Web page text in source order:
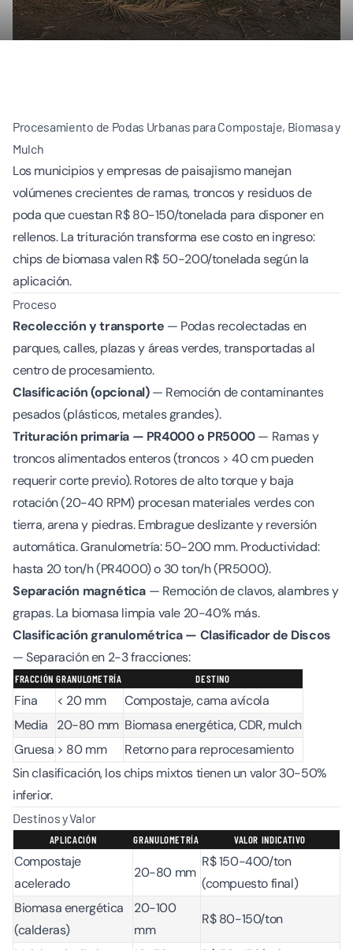
Procesamiento de Podas Urbanas para Compostaje, Biomasa y
Mulch
Los municipios y empresas de paisajismo manejan
volúmenes crecientes de ramas, troncos y residuos de
poda que cuestan R$ 80-150/tonelada para disponer en
rellenos. La trituración transforma ese costo en ingreso:
chips de biomasa valen R$ 50-200/tonelada según la
aplicación.
Proceso
Recolección y transporte — Podas recolectadas en
parques, calles, plazas y áreas verdes, transportadas al
centro de procesamiento.
Clasificación (opcional)— Remoción de contaminantes
pesados (plásticos, metales grandes).
Trituración primaria — PR4000 o PR5000— Ramas y
troncos alimentados enteros (troncos > 40 cm pueden
requerir corte previo). Rotores de alto torque y baja
rotación (20-40 RPM) procesan materiales verdes con
tierra, arena y piedras. Embrague deslizante y reversión
automática. Granulometría: 50-200 mm. Productividad:
hasta 20 ton/h (PR4000) o 30 ton/h (PR5000).
Separación magnética — Remoción de clavos, alambres y
grapas. La biomasa limpia vale 20-40% más.
Clasificación granulométrica — Clasificador de Discos
— Separación en 2-3 fracciones:
FRACCIÓN GRANULOMETRÍA DESTINO
Fina < 20 mm
Compostaje, cama avícola
Media
20-80 mm Biomasa energética, CDR, mulch
Gruesa > 80 mm
Retorno para reprocesamiento
Sin clasificación, los chips mixtos tienen un valor 30-50%
inferior.
Destinos y Valor
APLICACIÓN GRANULOMETRÍA VALOR INDICATIVO
Compostaje
acelerado
20-80 mm
R$ 150-400/ton
(compuesto final)
Biomasa energética
(calderas)
20-100
mm
R$ 80-150/ton